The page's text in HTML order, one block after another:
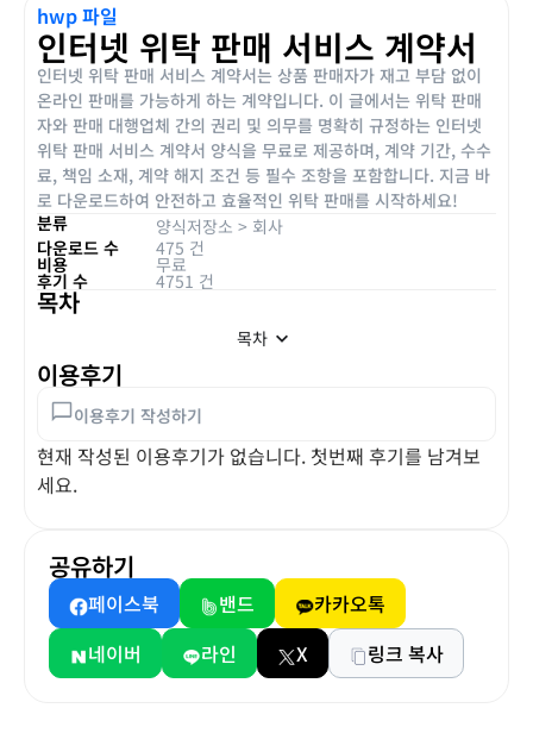
hwp 파일
인터넷 위탁 판매 서비스 계약서
인터넷 위탁 판매 서비스 계약서는 상품 판매자가 재고 부담 없이
온라인 판매를 가능하게 하는 계약입니다. 이 글에서는 위탁 판매
자와 판매 대행업체 간의 권리 및 의무를 명확히 규정하는 인터넷
위탁 판매 서비스 계약서 양식을 무료로 제공하며, 계약 기간, 수수
료, 책임 소재, 계약 해지 조건 등 필수 조항을 포함합니다. 지금 바
로 다운로드하여 안전하고 효율적인 위탁 판매를 시작하세요!
분류
양식저장소 > 회사
다운로드 수
475 건
비용 무료
후기 수 4751 건
목차
목차
이용후기
이용후기 작성하기
현재 작성된 이용후기가 없습니다. 첫번째 후기를 남겨보
세요.
공유하기
페이스북 밴드
카카오톡
네이버
라인 X 링크 복사